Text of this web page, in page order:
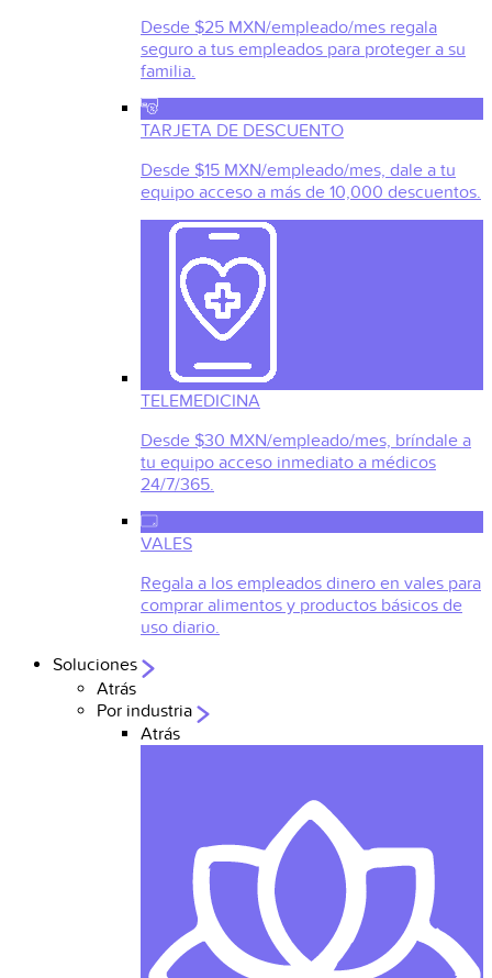
Desde $25 MXN/empleado/mes regala
seguro a tus empleados para proteger a su
familia.
TARJETA DE DESCUENTO
Desde $15 MXN/empleado/mes, dale a tu
equipo acceso a más de 10,000 descuentos.
TELEMEDICINA
Desde $30 MXN/empleado/mes, bríndale a
tu equipo acceso inmediato a médicos
24/7/365.
VALES
Regala a los empleados dinero en vales para
comprar alimentos y productos básicos de
uso diario.
Soluciones
Atrás
Por industria
Atrás